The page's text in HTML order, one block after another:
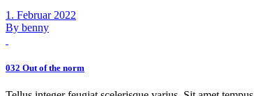
1. Februar 2022
By benny
032 Out of the norm